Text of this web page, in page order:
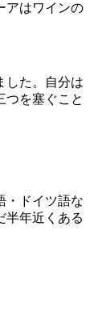
アはワインの
した。自分は
つを塞ぐこと
・ドイツ語な
半年近くある